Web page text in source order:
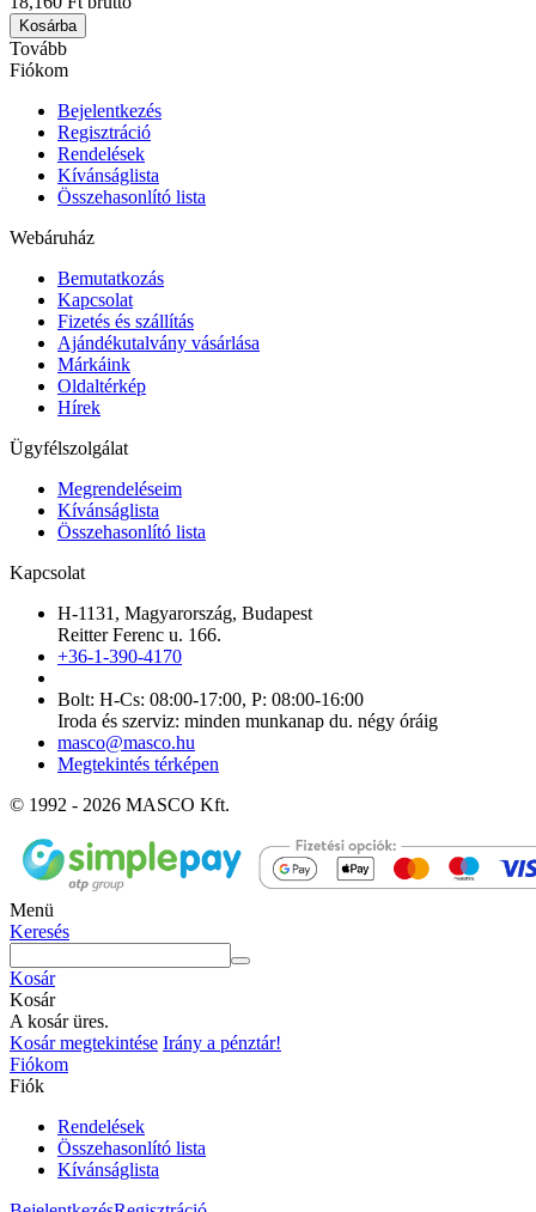
Kosárba
Tovább
Fiókom
Bejelentkezés
Regisztráció
Rendelések
Kívánságlista
Összehasonlító lista
Webáruház
Bemutatkozás
Kapcsolat
Fizetés és szállítás
Ajándékutalvány vásárlása
Márkáink
Oldaltérkép
Hírek
Ügyfélszolgálat
Megrendeléseim
Kívánságlista
Összehasonlító lista
Kapcsolat
H-1131, Magyarország, Budapest
Reitter Ferenc u. 166.
+36-1-390-4170
Bolt: H-Cs: 08:00-17:00, P: 08:00-16:00
Iroda és szerviz: minden munkanap du. négy óráig
masco@masco.hu
Megtekintés térképen
© 1992 - 2026 MASCO Kft.
Menü
Keresés
Kosár
Kosár
A kosár üres.
Kosár megtekintése Irány a pénztár!
Fiókom
Fiók
Rendelések
Összehasonlító lista
Kívánságlista